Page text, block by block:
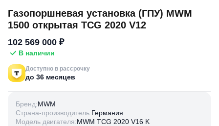
Газопоршневая установка (ГПУ) MWM
1500 открытая TCG 2020 V12
102 569 000 ₽
В наличии
Доступно в рассрочку
до 36 месяцев
Бренд:MWM
Страна-производитель:Германия
Модель двигателя:MWM TCG 2020 V16 K